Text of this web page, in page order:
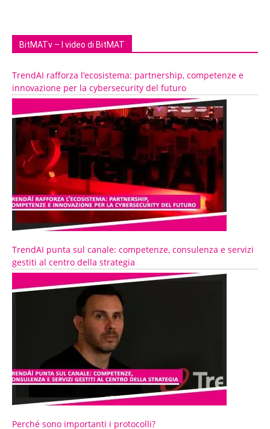
BitMATv – I video di BitMAT
TrendAI rafforza l’ecosistema: partnership, competenze e
innovazione per la cybersecurity del futuro
TrendAI punta sul canale: competenze, consulenza e servizi
gestiti al centro della strategia
Perché sono importanti i protocolli?